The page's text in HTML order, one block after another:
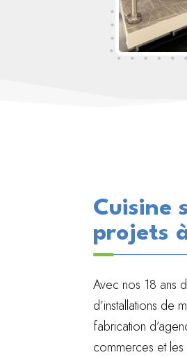
Cuisine
projets
Avec nos 18 ans
d’installations de
fabrication
commerces et